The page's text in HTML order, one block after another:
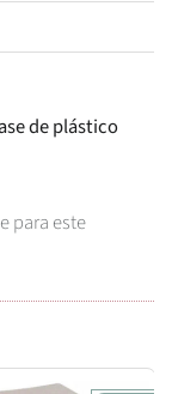
de plástico
para este